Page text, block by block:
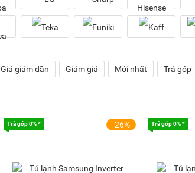
Giá giảm dần Giảm giá Mới nhất Trả góp
Trả góp 0% * -26% Trả góp 0% *